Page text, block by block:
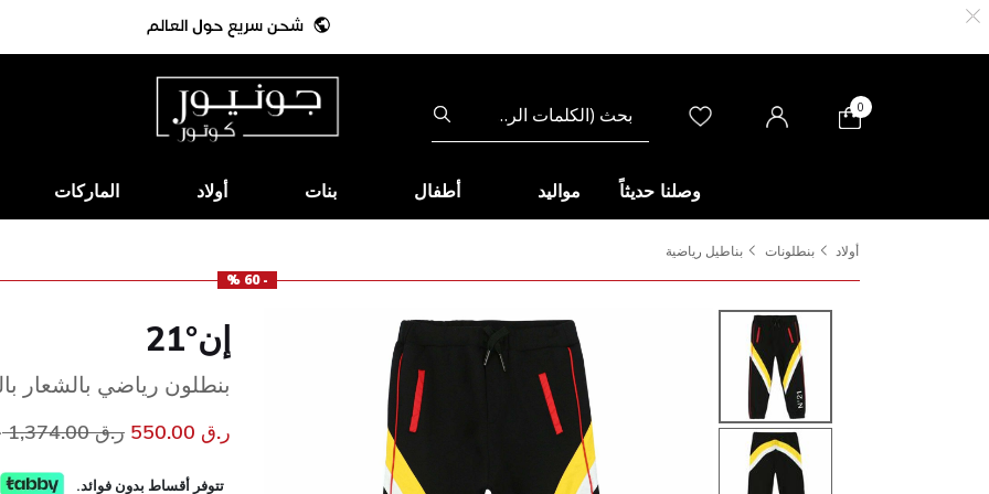
0
وصلنا حديثاً مواليد أطفال بنات أولاد الماركات
أولاد بنطلونات
بناطيل رياضية
- 60 %
إن°21
بنطلون رياضي بالشعار
ر.ق 550.00 سعر مخفض
ر.ق 1,374.00
تتوفر أقساط بدون فوائد.